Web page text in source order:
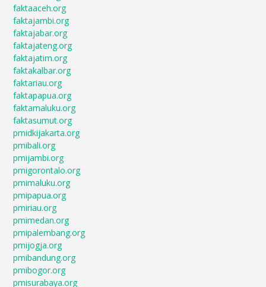
faktaaceh.org
faktajambi.org
faktajabar.org
faktajateng.org
faktajatim.org
faktakalbar.org
faktariau.org
faktapapua.org
faktamaluku.org
faktasumut.org
pmidkijakarta.org
pmibali.org
pmijambi.org
pmigorontalo.org
pmimaluku.org
pmipapua.org
pmiriau.org
pmimedan.org
pmipalembang.org
pmijogja.org
pmibandung.org
pmibogor.org
pmisurabaya.org